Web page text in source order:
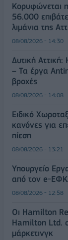
Κορυφώνεται
56.000
λιμάνια της
08/08/2026 - 14:30
Δυτική
– Τα έργα
βροχές
08/08/2026 - 14:08
Ειδικό
κανόνες για
πίεση
08/08/2026 - 13:21
Υπουργείο
από τον e-
08/08/2026 - 12:58
Οι Hamilton
Hamilton Ltd.
μάρκετινγκ